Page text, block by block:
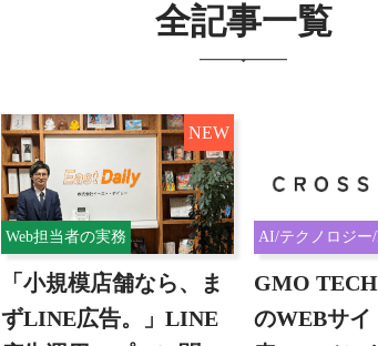
全記事一覧
NEW
Web担当者の実務
「小規模店舗なら、ま
ずLINE広告。」LINE
AI/テクノロジー/
GMO
のWEBサイ